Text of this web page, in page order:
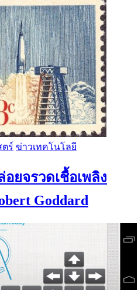
ตร์ ข่าวเทคโนโลยี
ยจรวดเชื้อเพลิง
Goddard